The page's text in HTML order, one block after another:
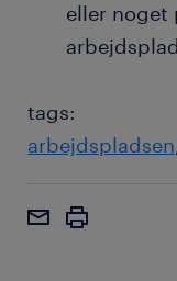
eller noget
tags:
arbejdspladsen